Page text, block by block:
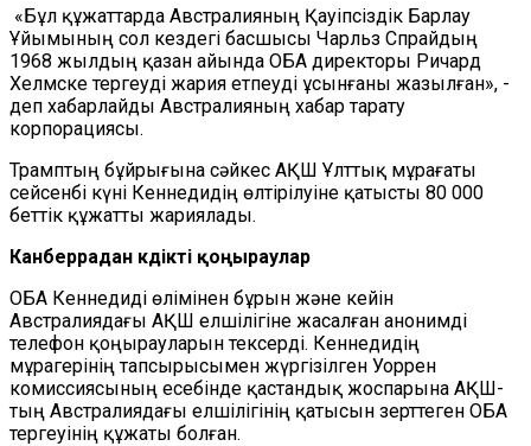
«Бұл құжаттарда Австралияның Қауіпсіздік Барлау
Ұйымының сол кездегі басшысы Чарльз Спрайдың
1968 жылдың қазан айында ОБА директоры Ричард
Хелмске тергеуді жария етпеуді ұсынғаны жазылған», -
деп хабарлайды Австралияның хабар тарату
корпорациясы.
Трамптың бұйрығына сәйкес АҚШ Ұлттық мұрағаты
сейсенбі күні Кеннедидің өлтірілуіне қатысты 80 000
беттік құжатты жариялады.
Канберрадан күдікті қоңыраулар
ОБА Кеннедиді өлімінен бұрын және кейін
Австралиядағы АҚШ елшілігіне жасалған анонимді
телефон қоңырауларын тексерді. Кеннедидің
мұрагерінің тапсырысымен жүргізілген Уоррен
комиссиясының есебінде қастандық жоспарына АҚШ-
тың Австралиядағы елшілігінің қатысын зерттеген ОБА
тергеуінің құжаты болған.